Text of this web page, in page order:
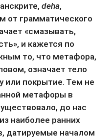
deha,
от грамматического
«смазывать,
и кажется по
то, что метафора,
означает тело
или покрытие. Тем не
метафоры в
до нас
наиболее ранних
датируемые началом